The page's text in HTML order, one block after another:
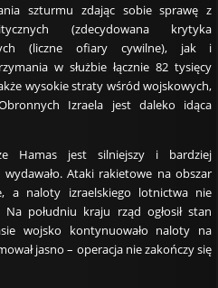
szturmu zdając sobie sprawę z
(zdecydowana krytyka
(liczne ofiary cywilne), jak i
w służbie łącznie 82 tysięcy
wysokie straty wśród wojskowych,
Izraela jest daleko idąca
Hamas jest silniejszy i bardziej
Ataki rakietowe na obszar
a naloty izraelskiego lotnictwa nie
południu kraju rząd ogłosił stan
wojsko kontynuowało naloty na
jasno – operacja nie zakończy się